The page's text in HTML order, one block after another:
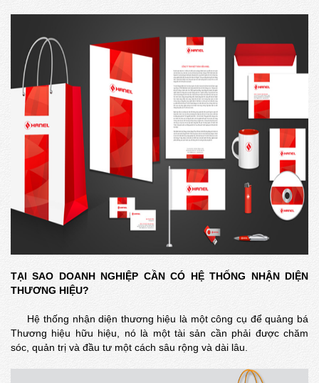
TẠI SAO DOANH NGHIỆP CẦN CÓ HỆ THỐNG NHẬN DIỆN
THƯƠNG HIỆU?
Hệ thống nhận diện thương hiệu là một công cụ để quảng bá
Thương hiệu hữu hiệu, nó là một tài sản cần phải được chăm
sóc, quản trị và đầu tư một cách sâu rộng và dài lâu.